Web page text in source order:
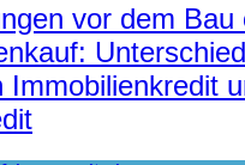
vor dem Bau
Unterschied
Immobilienkredit